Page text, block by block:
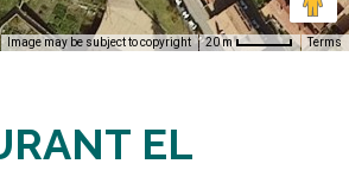
Image may be subject to copyright 20 m Terms
EL